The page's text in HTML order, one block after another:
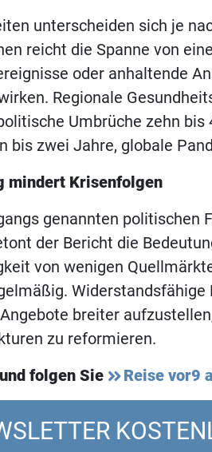
unterscheiden sich je
reicht die Spanne von
oder anhaltende
Regionale
Umbrüche zehn
bis zwei Jahre, globale
mindert Krisenfolgen
genannten politischen
der Bericht die
von wenigen
Widerstandsfähige
breiter
zu reformieren.
folgen Sie
Reise vor9